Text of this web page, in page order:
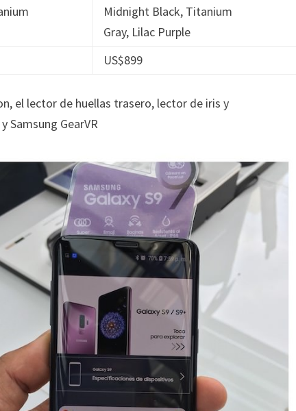
Midnight Black, Titanium
Gray, Lilac Purple
US$899
el lector de huellas trasero, lector de iris y
Samsung GearVR